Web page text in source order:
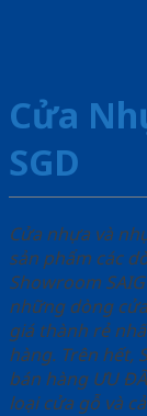
Cửa
SGD
Cửa nhựa và
sản phẩm các
Showroom
những dòng
giá thành rẻ
hàng. Trên hết,
bán hàng ƯU
loại cửa gỗ và